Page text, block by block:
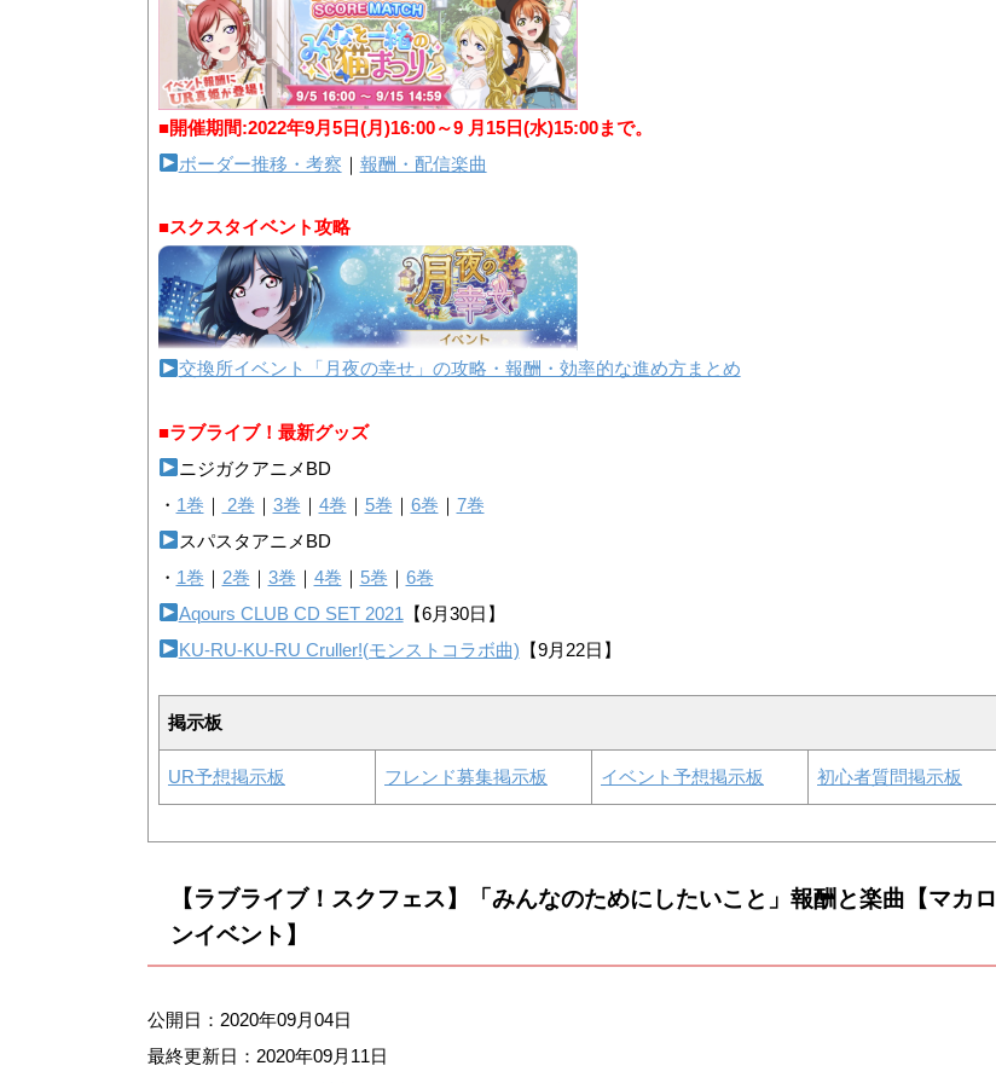
■開催期間:2022年9月5日(月)16:00～9 月15日(水)15:00まで。
ボーダー推移・考察 ｜ 報酬・配信楽曲
■スクスタイベント攻略
交換所イベント「月夜の幸せ」の攻略・報酬・効率的な進め方まとめ
■ラブライブ！最新グッズ
ニジガクアニメBD
・ 1巻 ｜ 2巻 ｜ 3巻 ｜ 4巻 ｜ 5巻 ｜ 6巻 ｜ 7巻
スパスタアニメBD
・ 1巻 ｜ 2巻 ｜ 3巻 ｜ 4巻 ｜ 5巻 ｜ 6巻
Aqours CLUB CD SET 2021 【6月30日】
KU-RU-KU-RU Cruller!(モンストコラボ曲) 【9月22日】
掲示板
UR予想掲示板 フレンド募集掲示板 イベント予想掲示板 初心者質問掲示板
【ラブライブ！スクフェス】「みんなのためにしたいこと」報酬と楽曲【マカロ
ンイベント】
公開日：2020年09月04日
最終更新日： 2020年09月11日